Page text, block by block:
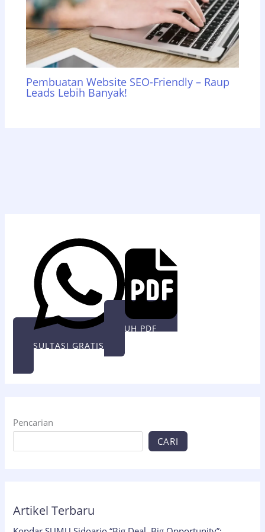
Pembuatan Website SEO-Friendly – Raup
Leads Lebih Banyak!
KONSULTASI GRATIS
UNDUH PDF
Pencarian
CARI
Artikel Terbaru